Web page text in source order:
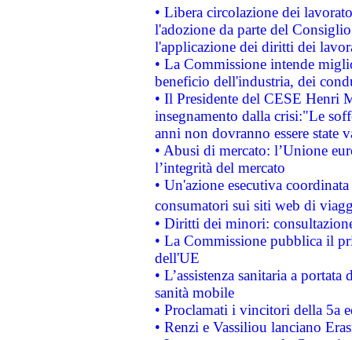
• Libera circolazione dei
l'adozione da parte del
l'applicazione dei diritti dei
• La Commissione intende
beneficio dell'industria, dei
• Il Presidente del CESE Henri
insegnamento dalla crisi:"Le
anni non dovranno essere state
• Abusi di mercato: l’Unione
l’integrità del mercato
• Un'azione esecutiva
consumatori sui siti web di
• Diritti dei minori:
• La Commissione pubblica il
dell'UE
• L’assistenza sanitaria a
sanità mobile
• Proclamati i vincitori della 5a
• Renzi e Vassiliou lanciano